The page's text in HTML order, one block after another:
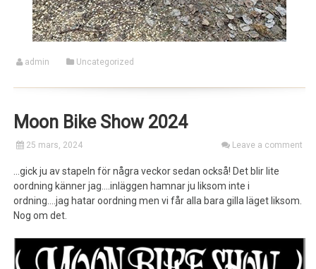
admin Uncategorized
Moon Bike Show 2024
25 mars, 2024 Leave a comment
…gick ju av stapeln för några veckor sedan också! Det blir lite
oordning känner jag….inläggen hamnar ju liksom inte i
ordning….jag hatar oordning men vi får alla bara gilla läget liksom.
Nog om det.